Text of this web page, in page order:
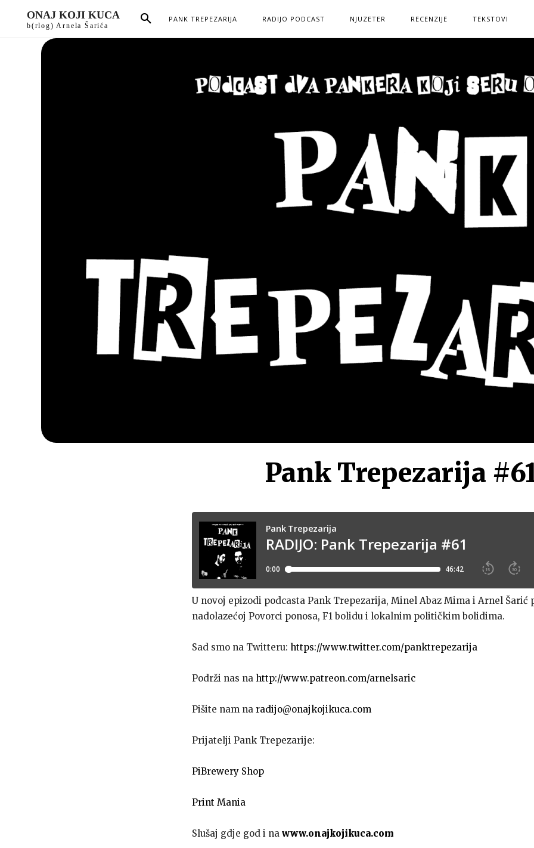
ONAJ KOJI KUCA
b(rlog) Arnela Šarića
PANK TREPEZARIJA RADIJO PODCAST NJUZETER RECENZIJE TEKSTOVI
Pank Trepezarija
U novoj epizodi podcasta Pank Trepezarija, Minel Abaz Mima i Arnel Šarić
nadolazećoj Povorci ponosa, F1 bolidu i lokalnim političkim bolidima.
Sad smo na Twitteru: https://www.twitter.com/panktrepezarija
Podrži nas na http://www.patreon.com/arnelsaric
Pišite nam na radijo@onajkojikuca.com
Prijatelji Pank Trepezarije:
PiBrewery Shop
Print Mania
Slušaj gdje god i na www.onajkojikuca.com